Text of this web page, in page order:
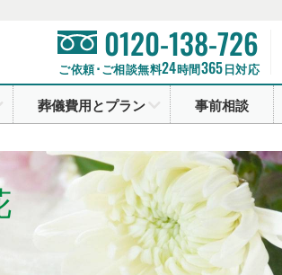
0120-138-726
ご依頼･ご相談無料24時間 365 日対応
葬儀費用とプラン 事前相談